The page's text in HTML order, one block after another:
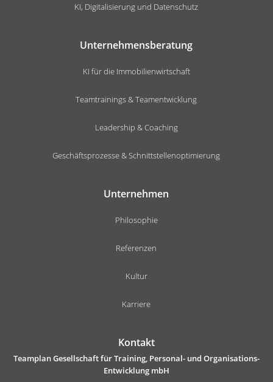
KI, Digitalisierung und Datenschutz
Unternehmensberatung
KI für die Immobilienwirtschaft
Teamtrainings & Teamentwicklung
Leadership & Coaching
Geschäftsprozesse & Schnittstellenoptimierung
Unternehmen
Philosophie
Referenzen
Kultur
Karriere
Kontakt
Teamplan Gesellschaft für Training, Personal- und Organisations-
Entwicklung mbH